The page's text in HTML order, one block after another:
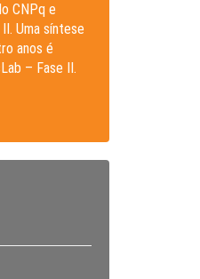
CNPq e
Uma síntese
anos é
– Fase II.